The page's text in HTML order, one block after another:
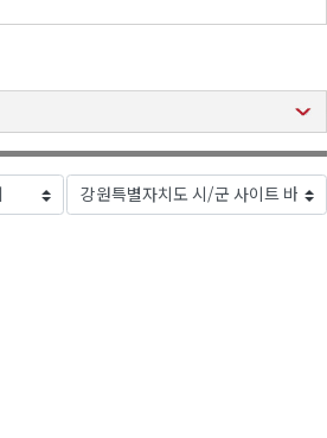
2026년 08월 07일(금)